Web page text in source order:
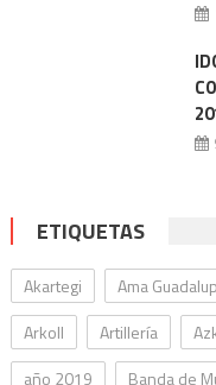
ETIQUETAS
Akartegi Ama
Arkoll
Artillería
año 2019
Banda de